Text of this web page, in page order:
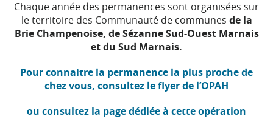
Chaque année des permanences sont organisées sur
le territoire des Communauté de communes de la
Brie Champenoise, de Sézanne Sud-Ouest Marnais
etdu Sud Marnais.
Pour connaitre la permanence la plus proche de
chez vous, consultez le flyer de l’OPAH
ou consultez la page dédiée à cette opération